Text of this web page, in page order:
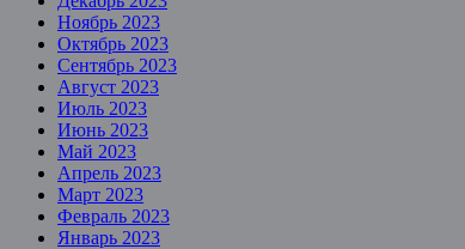
Ноябрь 2023
Октябрь 2023
Сентябрь 2023
Август 2023
Июль 2023
Июнь 2023
Май 2023
Апрель 2023
Март 2023
Февраль 2023
Январь 2023